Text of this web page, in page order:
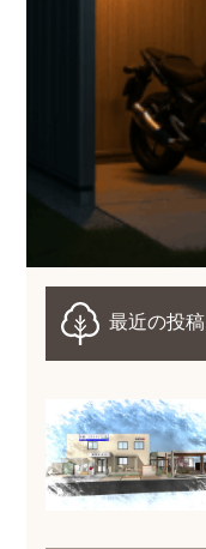
最近の投稿